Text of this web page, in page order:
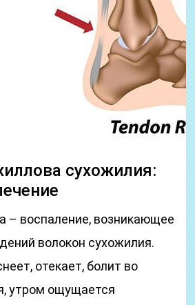
сухожилия:
– воспаление, возникающее
волокон сухожилия.
отекает, болит во
утром ощущается